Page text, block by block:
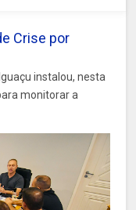
Crise por
instalou, nesta
monitorar a